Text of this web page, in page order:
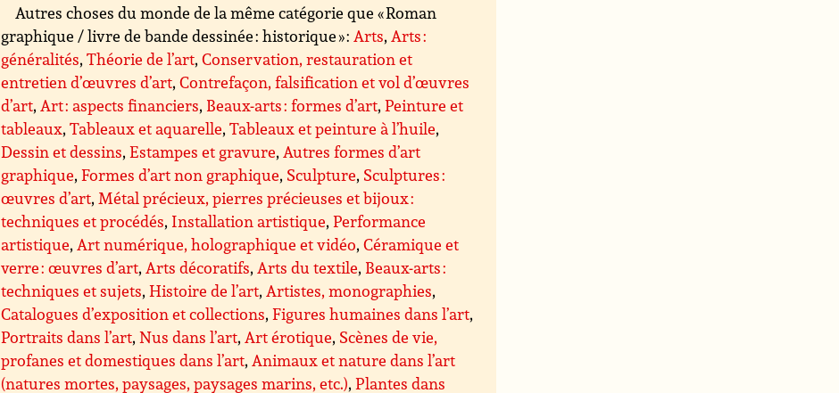
Autres choses du monde de la même catégorie que « Roman
graphique / livre de bande dessinée : historique » :Arts,Arts :
généralités,Théorie de l’art,Conservation, restauration et
entretien d’œuvres d’art,Contrefaçon, falsification et vol d’œuvres
d’art,Art : aspects financiers, Beaux-arts : formes d’art,Peinture et
tableaux,Tableaux et aquarelle,Tableaux et peinture à l’huile,
Dessin et dessins,Estampes et gravure,Autres formes d’art
graphique,Formes d’art non graphique, Sculpture, Sculptures :
œuvres d’art,Métal précieux, pierres précieuses et bijoux :
techniques et procédés, Installation artistique,Performance
artistique,Art numérique, holographique et vidéo,Céramique et
verre : œuvres d’art,Arts décoratifs,Arts du textile, Beaux-arts :
techniques et sujets,Histoire de l’art,Artistes, monographies,
Catalogues d’exposition et collections,Figures humaines dans l’art,
Portraits dans l’art,Nus dans l’art,Art érotique, Scènes de vie,
profanes et domestiques dans l’art,Animaux et nature dans l’art
(natures mortes, paysages, paysages marins, etc.),Plantes dans